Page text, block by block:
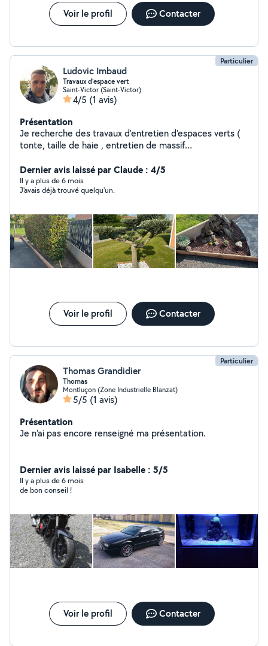
Voir le profil Contacter
Particulier
Ludovic Imbaud
Travaux d’espace vert
Saint-Victor (Saint-Victor)
4/5 (1 avis)
Présentation
Je recherche des travaux d'entretien d'espaces verts (
tonte, taille de haie , entretien de massif
ou extérieur . Éventuellement de la manutention ou
déménagement.
Dernier avis laissé par Claude : 4/5
Il y a plus de 6 mois
J'avais déjà trouvé quelqu'un.
Voir le profil Contacter
Particulier
Thomas Grandidier
Thomas
Montluçon (Zone Industrielle Blanzat)
5/5 (1 avis)
Présentation
Je n'ai pas encore renseigné ma présentation.
Dernier avis laissé par Isabelle : 5/5
Il y a plus de 6 mois
de bon conseil !
Voir le profil Contacter